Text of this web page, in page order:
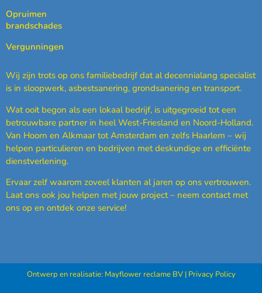
Opruimen
brandschades
Vergunningen
Wij zijn trots op ons familiebedrijf dat al decennialang specialist
is in sloopwerk, asbestsanering, grondsanering en transport.
Wat ooit begon als een lokaal bedrijf, is uitgegroeid tot een
betrouwbare partner in heel West-Friesland en Noord-Holland.
Van Hoorn en Alkmaar tot Amsterdam en zelfs Haarlem – wij
helpen particulieren en bedrijven met deskundige en efficiënte
dienstverlening.
Ervaar zelf waarom zoveel klanten al jaren op ons vertrouwen.
Laat ons ook jou helpen met jouw project – neem contact met
ons op en ontdek onze service!
Ontwerp en realisatie: Mayflower reclame BV| Privacy Policy